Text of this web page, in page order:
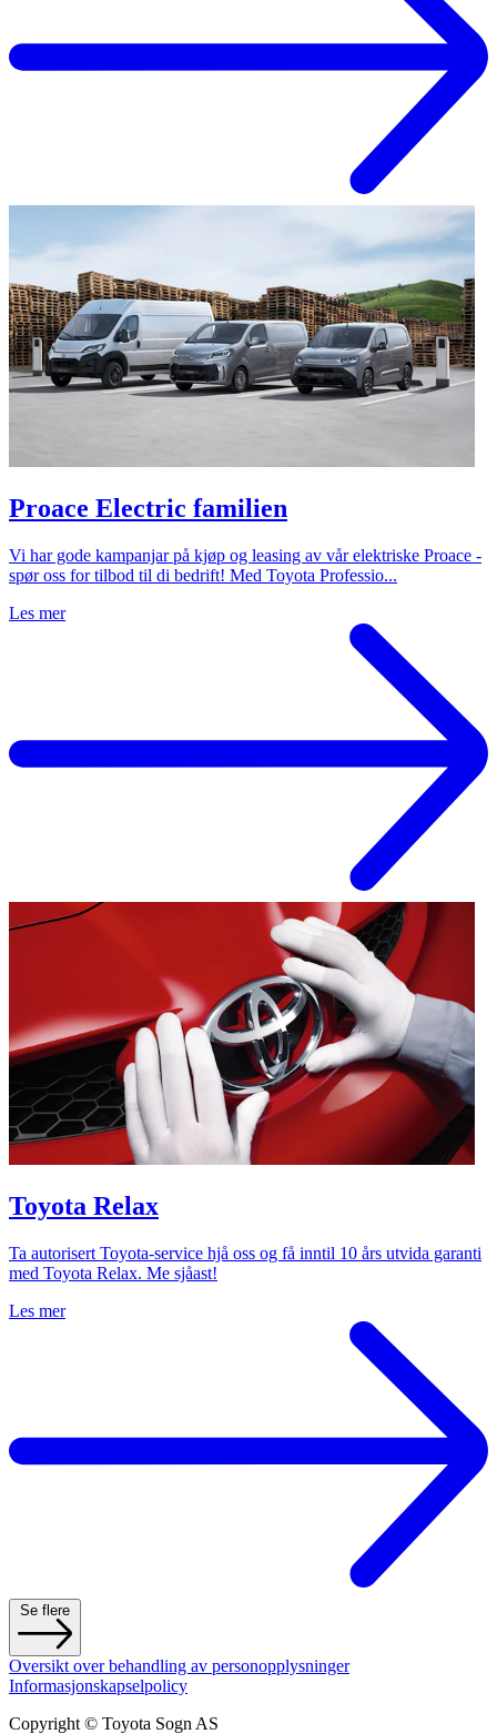
Proace Electric familien
Vi har gode kampanjar på kjøp og leasing av vår elektriske Proace -
spør oss for tilbod til di bedrift! Med Toyota Professio...
Les mer
Toyota Relax
Ta autorisert Toyota-service hjå oss og få inntil 10 års utvida garanti
med Toyota Relax. Me sjåast!
Les mer
Se flere
Oversikt over behandling av personopplysninger
Informasjonskapselpolicy
Copyright © Toyota Sogn AS